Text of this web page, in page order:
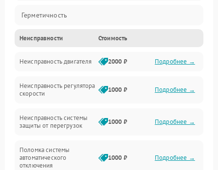
Герметичность
Механика
Электропитание
Привод
Неисправности Стоимость
Неисправность двигателя 2000 ₽ Подробнее →
Неисправность регулятора
скорости
1000 ₽ Подробнее →
Неисправность системы
защиты от перегрузок
1000 ₽ Подробнее →
Поломка системы
автоматического
отключения
1000 ₽ Подробнее →